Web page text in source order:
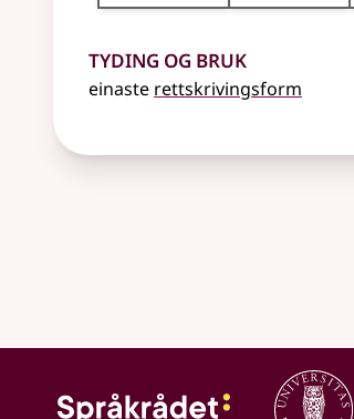
Tyding og bruk
einaste rettskrivingsform